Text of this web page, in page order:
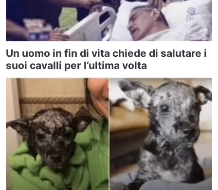
Un uomo in fin di vita chiede di salutare i
suoi cavalli per l’ultima volta